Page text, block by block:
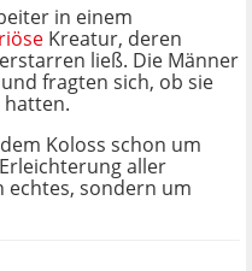
in einem
Kreatur, deren
ließ. Die Männer
fragten sich, ob sie
hatten.
Koloss schon um
aller
echtes, sondern um